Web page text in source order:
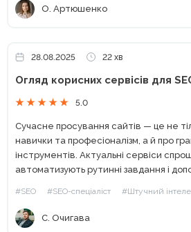
О. Артюшенко
28.08.2025 22 хв
Огляд корисних сервісів для
5.0
Сучасне просування сайтів — це не
навички та професіоналізм, а й про
інструментів. Актуальні сервіси
автоматизують рутинні завдання і
актуальні та ефективні платформи,...
#SEO #SEO-спеціаліст #Штучний
С. Очигава